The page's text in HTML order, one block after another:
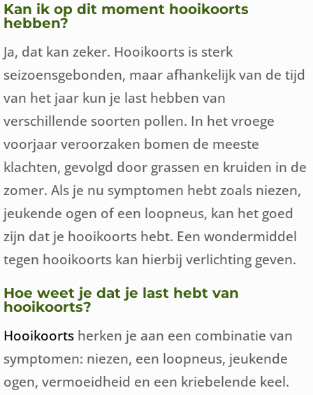
Kan ik op dit moment hooikoorts
hebben?
Ja, dat kan zeker. Hooikoorts is sterk
seizoensgebonden, maar afhankelijk van de tijd
van het jaar kun je last hebben van
verschillende soorten pollen. In het vroege
voorjaar veroorzaken bomen de meeste
klachten, gevolgd door grassen en kruiden in de
zomer. Als je nu symptomen hebt zoals niezen,
jeukende ogen of een loopneus, kan het goed
zijn dat je hooikoorts hebt. Een wondermiddel
tegen hooikoorts kan hierbij verlichting geven.
Hoe weet je dat je last hebt van
hooikoorts?
Hooikoorts herken je aan een combinatie van
symptomen: niezen, een loopneus, jeukende
ogen, vermoeidheid en een kriebelende keel.